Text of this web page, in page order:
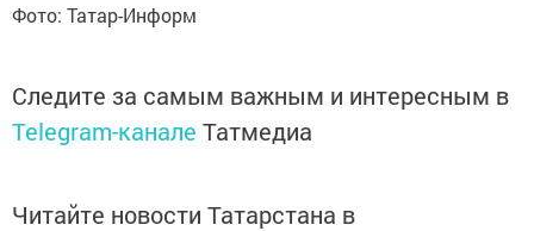
Фото: Татар-Информ
Следите за самым важным и интересным в
Telegram-канале Татмедиа
Читайте новости Татарстана в